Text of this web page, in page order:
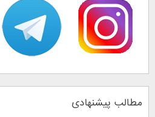
مطالب پیشنهادی